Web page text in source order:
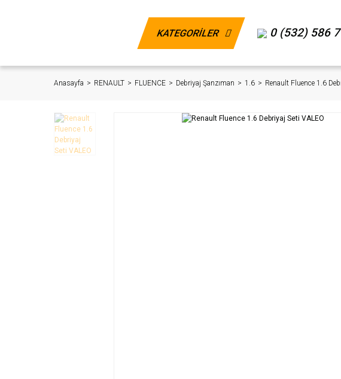
KATEGORİLER 0 (532) 586
Anasayfa RENAULT FLUENCE Debriyaj Şanzıman 1.6 Renault Fluence 1.6